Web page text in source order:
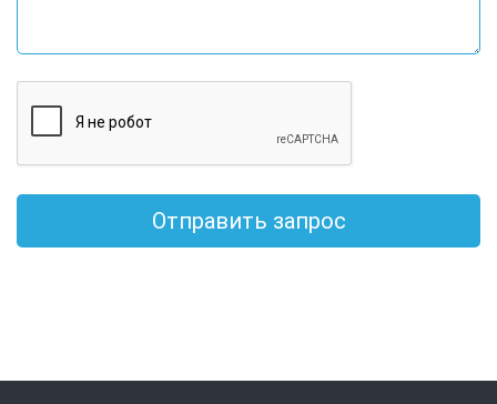
Отправить запрос